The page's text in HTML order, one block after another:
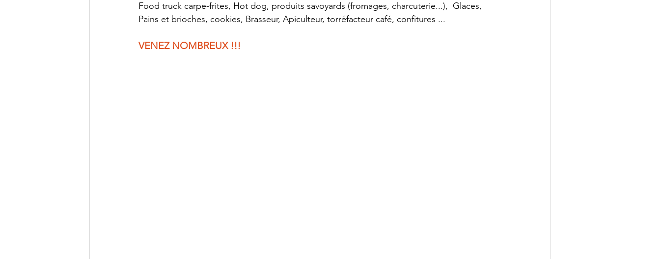
Food truck carpe-frites, Hot dog, produits savoyards (fromages, charcuterie...),  Glaces,
Pains et brioches, cookies, Brasseur, Apiculteur, torréfacteur café, confitures ...
VENEZ NOMBREUX !!!